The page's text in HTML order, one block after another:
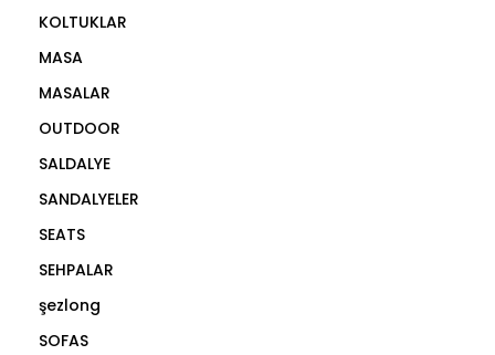
KOLTUKLAR
MASA
MASALAR
OUTDOOR
SALDALYE
SANDALYELER
SEATS
SEHPALAR
şezlong
SOFAS